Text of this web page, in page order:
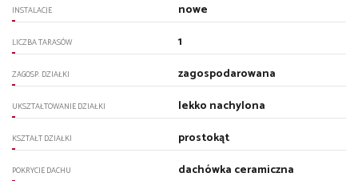
INSTALACJE nowe
LICZBA TARASÓW 1
ZAGOSP. DZIAŁKI zagospodarowana
UKSZTAŁTOWANIE DZIAŁKI lekko nachylona
KSZTAŁT DZIAŁKI prostokąt
POKRYCIE DACHU dachówka ceramiczna